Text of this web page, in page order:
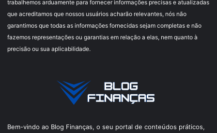
trabalhemos arduamente para fornecer informações precisas e atualizadas
que acreditamos que nossos usuários acharão relevantes, nós não
garantimos que todas as informações fornecidas sejam completas e não
fazemos representações ou garantias em relação a elas, nem quanto à
precisão ou sua aplicabilidade.
Bem-vindo ao Blog Finanças, o seu portal de conteúdos práticos,